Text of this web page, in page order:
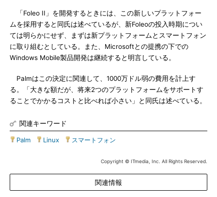
「Foleo II」を開発するときには、この新しいプラットフォー
ムを採用すると同氏は述べているが、新Foleoの投入時期につい
ては明らかにせず、まずは新プラットフォームとスマートフォン
に取り組むとしている。また、Microsoftとの提携の下での
Windows Mobile製品開発は継続すると明言している。
Palmはこの決定に関連して、1000万ドル弱の費用を計上す
る。「大きな額だが、将来2つのプラットフォームをサポートす
ることでかかるコストと比べれば小さい」と同氏は述べている。
関連キーワード
Palm Linux スマートフォン
Copyright © ITmedia, Inc. All Rights Reserved.
関連情報